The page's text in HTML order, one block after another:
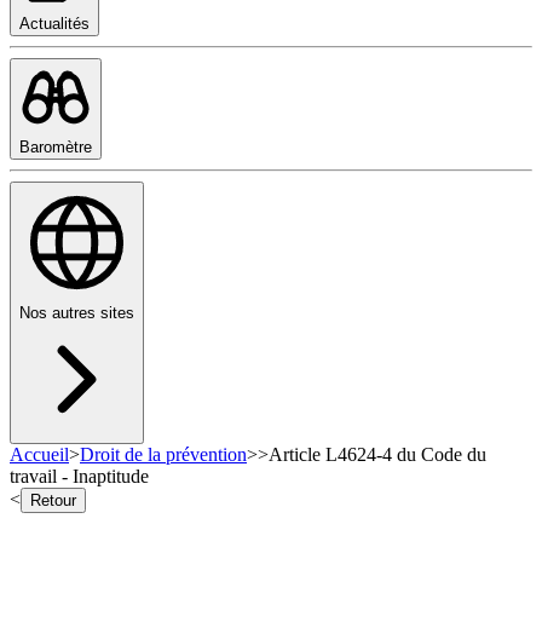
Actualités
Baromètre
Nos autres sites
Accueil>Droit de la prévention>>Article L4624-4 du Code du
travail - Inaptitude
<
Retour